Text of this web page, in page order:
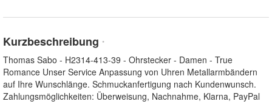
Kurzbeschreibung *
Thomas Sabo - H2314-413-39 - Ohrstecker - Damen - True
Romance Unser Service Anpassung von Uhren Metallarmbändern
auf Ihre Wunschlänge. Schmuckanfertigung nach Kundenwunsch.
Zahlungsmöglichkeiten: Überweisung, Nachnahme, Klarna, PayPal